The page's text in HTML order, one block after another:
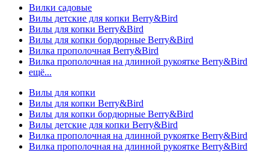
Вилки садовые
Вилы детские для копки Berry&Bird
Вилы для копки Berry&Bird
Вилы для копки бордюрные Berry&Bird
Вилка прополочная Berry&Bird
Вилка прополочная на длинной рукоятке Berry&Bird
ещё...
Вилы для копки
Вилы для копки Berry&Bird
Вилы для копки бордюрные Berry&Bird
Вилы детские для копки Berry&Bird
Вилка прополочная на длинной рукоятке Berry&Bird
Вилка прополочная на длинной рукоятке Berry&Bird